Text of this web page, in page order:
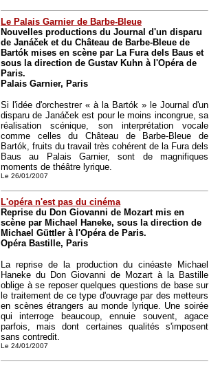
Le Palais Garnier de Barbe-Bleue
Nouvelles productions du Journal d'un disparu
de Janáček et du Château de Barbe-Bleue de
Bartók mises en scène par La Fura dels Baus et
sous la direction de Gustav Kuhn à l'Opéra de
Paris.
Palais Garnier, Paris
Si l'idée d'orchestrer « à la Bartók » le Journal d'un
disparu de Janáček est pour le moins incongrue, sa
réalisation scénique, son interprétation vocale
comme celles du Château de Barbe-Bleue de
Bartók, fruits du travail très cohérent de la Fura dels
Baus au Palais Garnier, sont de magnifiques
moments de théâtre lyrique.
Le 26/01/2007
L'opéra n'est pas du cinéma
Reprise du Don Giovanni de Mozart mis en
scène par Michael Haneke, sous la direction de
Michael Güttler à l'Opéra de Paris.
Opéra Bastille, Paris
La reprise de la production du cinéaste Michael
Haneke du Don Giovanni de Mozart à la Bastille
oblige à se reposer quelques questions de base sur
le traitement de ce type d'ouvrage par des metteurs
en scènes étrangers au monde lyrique. Une soirée
qui interroge beaucoup, ennuie souvent, agace
parfois, mais dont certaines qualités s'imposent
sans contredit.
Le 24/01/2007